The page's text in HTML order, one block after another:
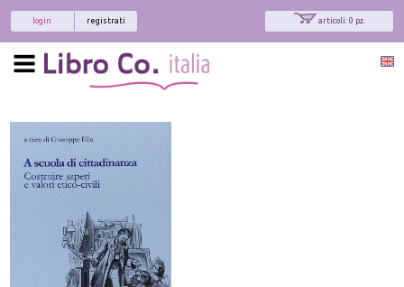
articoli: 0 pz.
registrati
login